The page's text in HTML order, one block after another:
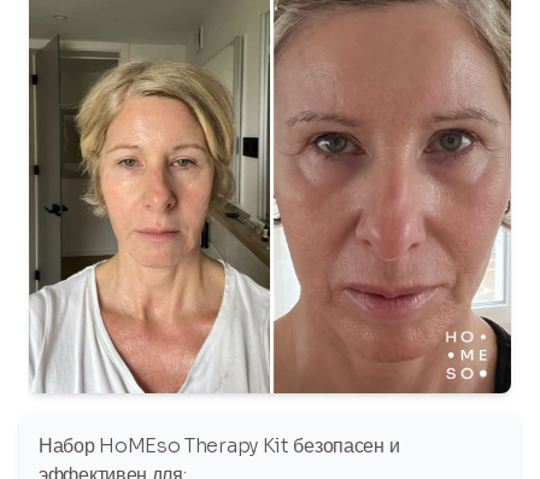
Набор HoMEso Therapy Kit безопасен и